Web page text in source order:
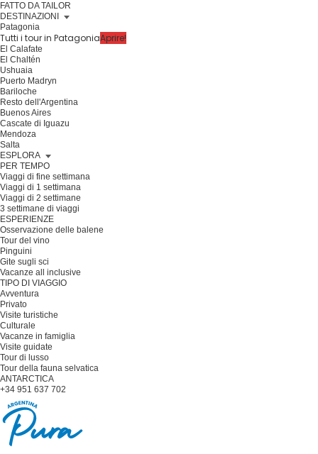
FATTO DA TAILOR
DESTINAZIONI
Patagonia
Tutti i tour in PatagoniaAprire!
El Calafate
El Chaltén
Ushuaia
Puerto Madryn
Bariloche
Resto dell'Argentina
Buenos Aires
Cascate di Iguazu
Mendoza
Salta
ESPLORA
PER TEMPO
Viaggi di fine settimana
Viaggi di 1 settimana
Viaggi di 2 settimane
3 settimane di viaggi
ESPERIENZE
Osservazione delle balene
Tour del vino
Pinguini
Gite sugli sci
Vacanze all inclusive
TIPO DI VIAGGIO
Avventura
Privato
Visite turistiche
Culturale
Vacanze in famiglia
Visite guidate
Tour di lusso
Tour della fauna selvatica
ANTARCTICA
+34 951 637 702